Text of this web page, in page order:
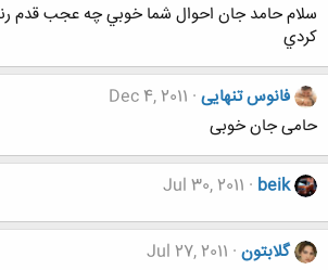
سلام حامد جان احوال شما خوبي چه عجب قدم
كردي
فانوس تنهایی Dec 4, 2011
حامی جان خوبی
beik
Jul 30, 2011
گلابتون Jul 27, 2011